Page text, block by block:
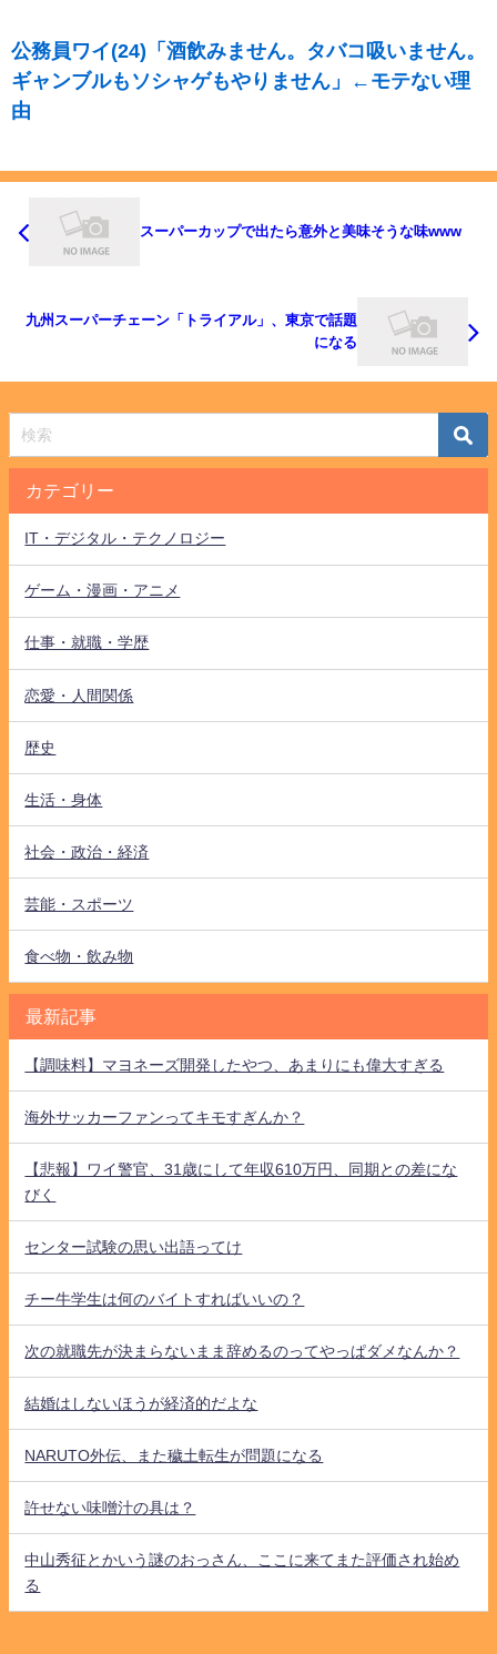
公務員ワイ(24)「酒飲みません。タバコ吸いません。
ギャンブルもソシャゲもやりません」←モテない理
由
スーパーカップで出たら意外と美味そうな味www
九州スーパーチェーン「トライアル」、東京で話題
になる
カテゴリー
IT・デジタル・テクノロジー
ゲーム・漫画・アニメ
仕事・就職・学歴
恋愛・人間関係
歴史
生活・身体
社会・政治・経済
芸能・スポーツ
食べ物・飲み物
最新記事
【調味料】マヨネーズ開発したやつ、あまりにも偉大すぎる
海外サッカーファンってキモすぎんか？
【悲報】ワイ警官、31歳にして年収610万円、同期との差にな
びく
センター試験の思い出語ってけ
チー牛学生は何のバイトすればいいの？
次の就職先が決まらないまま辞めるのってやっぱダメなんか？
結婚はしないほうが経済的だよな
NARUTO外伝、また穢土転生が問題になる
許せない味噌汁の具は？
中山秀征とかいう謎のおっさん、ここに来てまた評価され始め
る